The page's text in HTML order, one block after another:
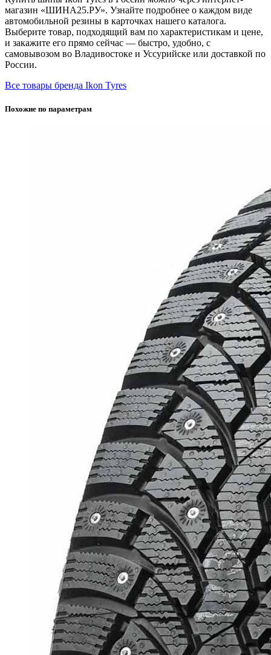
магазин «ШИНА25.РУ». Узнайте подробнее о каждом виде
автомобильной резины в карточках нашего каталога.
Выберите товар, подходящий вам по характеристикам и цене,
и закажите его прямо сейчас — быстро, удобно, с
самовывозом во Владивостоке и Уссурийске или доставкой по
России.
Все товары бренда Ikon Tyres
Похожие по параметрам